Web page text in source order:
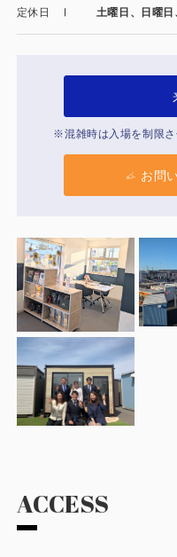
ユニットハウス
危険物保管庫
定休日 土曜日、日曜
※混雑時は入場を制限さ
お問
ACCESS